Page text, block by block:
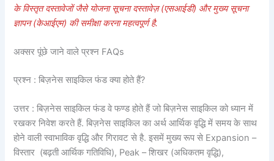
के विस्तृत दस्तावेजों जैसे योजना सूचना दस्तावेज़ (एसआईडी) और मुख्य सूचना
ज्ञापन (केआईएम) की समीक्षा करना महत्वपूर्ण है.
अक्सर पूंछे जाने वाले प्रश्न FAQs
प्रश्न : बिज़नेस साइकिल फंड क्या होते हैं?
उत्तर : बिज़नेस साइकिल फंड वे फण्ड होते हैं जो बिज़नेस साइकिल को ध्यान में
रखकर निवेश करते हैं. बिज़नेस साइकिल का अर्थ आर्थिक वृद्धि में समय के साथ
होने वाली स्वाभाविक वृद्धि और गिरावट से है. इसमें मुख्य रूप से Expansion –
विस्तार (बढ़ती आर्थिक गतिविधि), Peak – शिखर (अधिकतम वृद्धि),